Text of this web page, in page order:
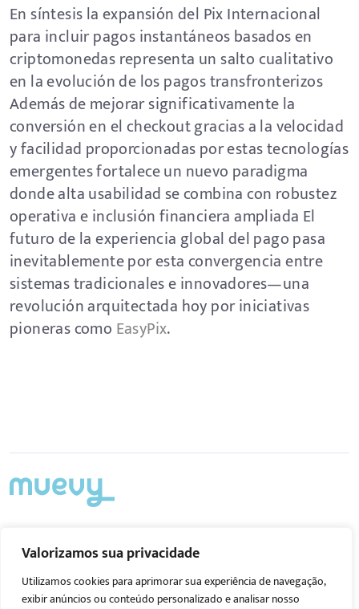
Valorizamos sua privacidade
Utilizamos cookies para aprimorar sua experiência de navegação,
exibir anúncios ou conteúdo personalizado e analisar nosso
En síntesis la expansión del Pix Internacional
para incluir pagos instantáneos basados en
criptomonedas representa un salto cualitativo
en la evolución de los pagos transfronterizos
Además de mejorar significativamente la
conversión en el checkout gracias a la velocidad
y facilidad proporcionadas por estas tecnologías
emergentes fortalece un nuevo paradigma
donde alta usabilidad se combina con robustez
operativa e inclusión financiera ampliada El
futuro de la experiencia global del pago pasa
inevitablemente por esta convergencia entre
sistemas tradicionales e innovadores—una
revolución arquitectada hoy por iniciativas
pioneras como EasyPix.
Acompanhe nas redes